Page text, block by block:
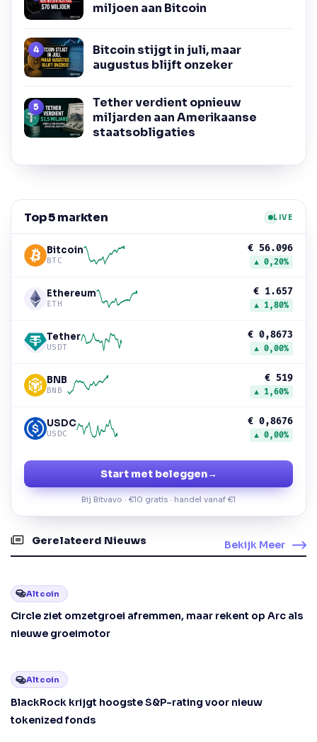
miljoen aan Bitcoin
Bitcoin stijgt in juli, maar
augustus blijft onzeker
Tether verdient opnieuw
miljarden aan Amerikaanse
staatsobligaties
Top 5 markten LIVE
Bitcoin
BTC
€ 56.096
▲ 0,20%
Ethereum
ETH
€ 1.657
▲ 1,80%
Tether
USDT
€ 0,8673
▲ 0,00%
BNB
BNB
€ 519
▲ 1,60%
USDC
USDC
€ 0,8676
▲ 0,00%
Start met beleggen→
Bij Bitvavo · €10 gratis · handel vanaf €1
Gerelateerd Nieuws Bekijk Meer
Altcoin
Circle ziet omzetgroei afremmen, maar rekent op Arc als
nieuwe groeimotor
Altcoin
BlackRock krijgt hoogste S&P-rating voor nieuw
tokenized fonds